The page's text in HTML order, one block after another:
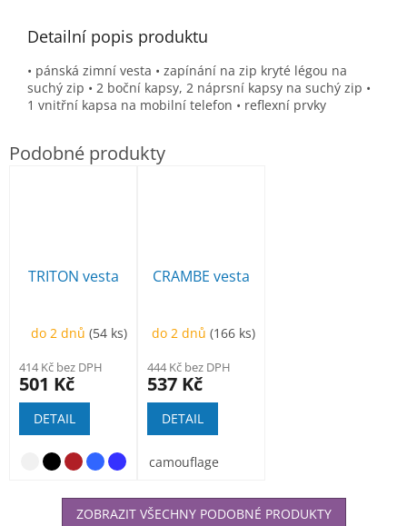
Detailní popis produktu
• pánská zimní vesta • zapínání na zip kryté légou na
suchý zip • 2 boční kapsy, 2 náprsní kapsy na suchý zip •
1 vnitřní kapsa na mobilní telefon • reflexní prvky
TRITON vesta
do 2 dnů(54 ks)
414 Kč bez DPH
501 Kč
DETAIL
CRAMBE vesta
do 2 dnů(166 ks)
444 Kč bez DPH
537 Kč
DETAIL
camouflage
ZOBRAZIT VŠECHNY PODOBNÉ PRODUKTY